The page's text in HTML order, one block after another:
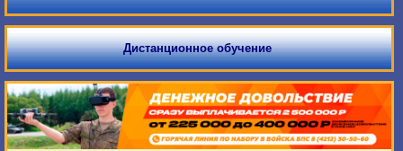
Дистанционное обучение